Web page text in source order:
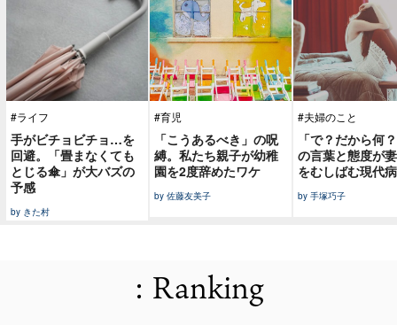
#ライフ
手がビチョビチョ…を
回避。「畳まなくても
とじる傘」が大バズの
予感
by きた村
#育児
「こうあるべき」の呪
縛。私たち親子が幼稚
園を2度辞めたワケ
by 佐藤友美子
#夫婦のこと
「で？だから何
の言葉と態度が
をむしばむ現代病
by 手塚巧子
: Ranking